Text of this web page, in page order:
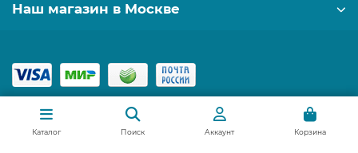
Наш магазин в Москве
Каталог Поиск Аккаунт Корзина